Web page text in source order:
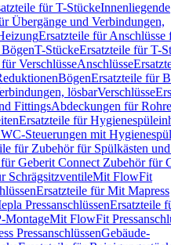
für T-StückeInnenliegende
Übergänge und Verbindungen,
Ersatzteile für
T-StückeErsatzteile für T-
VerschlüsseAnschlüsse
BögenErsatzteile für
lösbarVerschlüsse
FittingsAbdeckungen für Rohre
Ersatzteile für
Steuerungen mit
für Zubehör für Spülkästen
Geberit Connect Zubehör für
SchrägsitzventileMit FlowFit
Ersatzteile für Mit Mapress
PressanschlüssenErsatzteile
MontageMit FlowFit
PressanschlüssenGebäude-